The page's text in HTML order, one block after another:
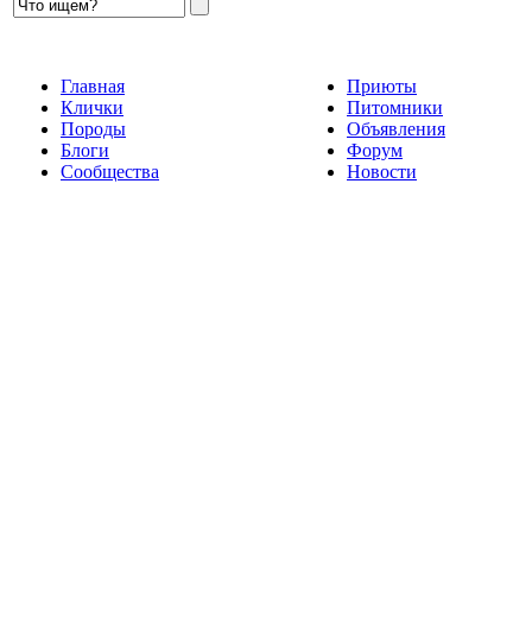
Главная
Клички
Породы
Блоги
Сообщества
Приюты
Питомники
Объявления
Форум
Новости